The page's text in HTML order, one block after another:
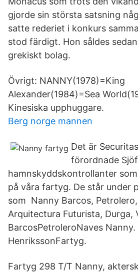
gjorde sin största satsning
satte rederiet i konkurs
stod färdigt. Hon såldes
grekiskt bolag.
Övrigt: NANNY(1978)=King
Alexander(1984)=Sea
Kinesiska upphuggare.
Berg norge mannen
Det är
förordnade
hamnskyddskontrollanter
på våra fartyg. De står under
som Nanny Barcos,
Arquitectura Futurista, Durga,
BarcosPetroleroNaves
HenrikssonFartyg.
Fartyg 298 T/T Nanny,